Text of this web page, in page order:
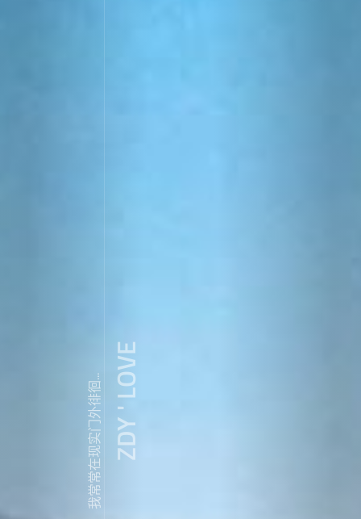
我常常在现实门外徘徊...ZDY ' LOVE